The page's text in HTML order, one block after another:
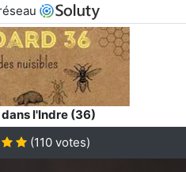
l'Indre (36)
(110 votes)